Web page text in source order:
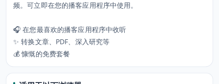
频。可立即在您的播客应用程序中使用。
🎧 在您最喜欢的播客应用程序中收听
✨ 转换文章、PDF、深入研究等
💰 慷慨的免费套餐